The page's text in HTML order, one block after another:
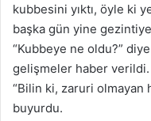
kubbesini yıktı, öyle ki
başka gün yine
“Kubbeye ne oldu?”
gelişmeler haber
“Bilin ki, zaruri olmayan
buyurdu.